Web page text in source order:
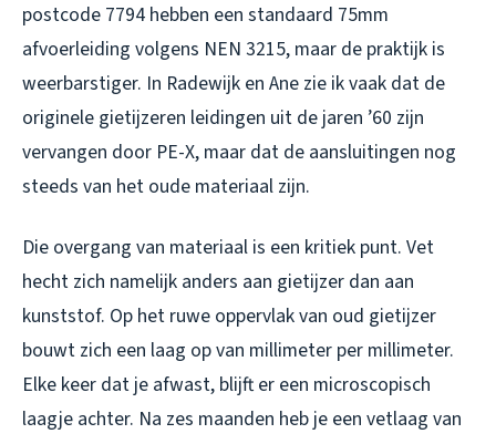
postcode 7794 hebben een standaard 75mm
afvoerleiding volgens NEN 3215, maar de praktijk is
weerbarstiger. In Radewijk en Ane zie ik vaak dat de
originele gietijzeren leidingen uit de jaren ’60 zijn
vervangen door PE-X, maar dat de aansluitingen nog
steeds van het oude materiaal zijn.
Die overgang van materiaal is een kritiek punt. Vet
hecht zich namelijk anders aan gietijzer dan aan
kunststof. Op het ruwe oppervlak van oud gietijzer
bouwt zich een laag op van millimeter per millimeter.
Elke keer dat je afwast, blijft er een microscopisch
laagje achter. Na zes maanden heb je een vetlaag van